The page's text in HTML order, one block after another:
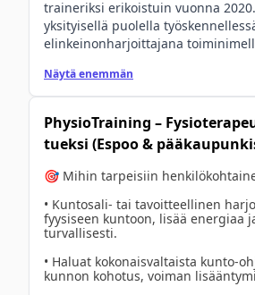
traineriksi erikoistuin vuonna
yksityisellä puolella
elinkeinonharjoittajana
Minulla on tällä hetkellä personal
kotikäyntejä.
Minulle on tärkeää paneutua
tavoitteeseensa terveyden
ansiosta erilaisten liikkumista
löytämään sopivat ja turvalliset
lenkkipolun puolella. Kunnon
tavoitteita, joita lähden
lisääminen ja samalla kun painot
suoraan tavoiteltu. Kun tehdään
ravitsemuksessa. Analysoin
Näytä enemmän
PhysioTraining –
tueksi (Espoo &
🎯 Mihin tarpeisiin
• Kuntosali- tai tavoitteellinen
fyysiseen kuntoon, lisää energiaa
turvallisesti.
• Haluat kokonaisvaltaista kunto-
kunnon kohotus, voiman